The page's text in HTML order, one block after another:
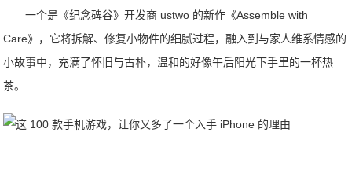
一个是《纪念碑谷》开发商 ustwo 的新作《Assemble with
Care》，它将拆解、修复小物件的细腻过程，融入到与家人维系情感的
小故事中，充满了怀旧与古朴，温和的好像午后阳光下手里的一杯热
茶。